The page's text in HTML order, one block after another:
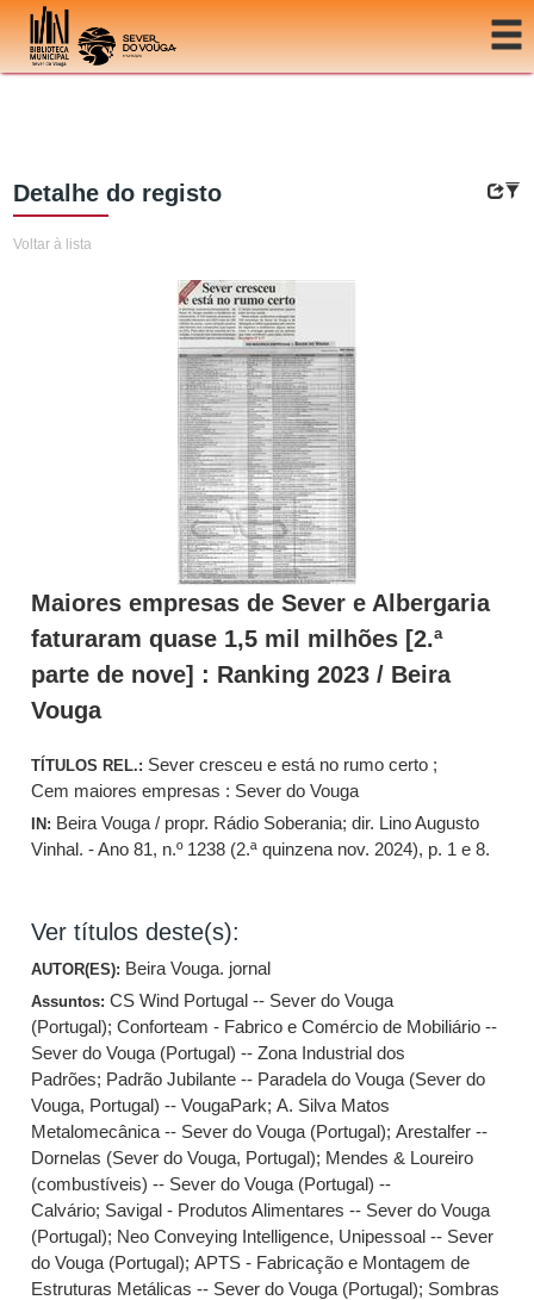
Ir para o conteúdo
Detalhe do registo
Voltar à lista
Maiores empresas de Sever e Albergaria
faturaram quase 1,5 mil milhões [2.ª
parte de nove] : Ranking 2023 / Beira
Vouga
TÍTULOS REL.: Sever cresceu e está no rumo certo ;
Cem maiores empresas : Sever do Vouga
IN: Beira Vouga / propr. Rádio Soberania; dir. Lino Augusto
Vinhal. - Ano 81, n.º 1238 (2.ª quinzena nov. 2024), p. 1 e 8.
Ver títulos deste(s):
AUTOR(ES): Beira Vouga. jornal
Assuntos:CS Wind Portugal -- Sever do Vouga
(Portugal);Conforteam - Fabrico e Comércio de Mobiliário --
Sever do Vouga (Portugal) -- Zona Industrial dos
Padrões; Padrão Jubilante -- Paradela do Vouga (Sever do
Vouga, Portugal) -- VougaPark;A. Silva Matos
Metalomecânica -- Sever do Vouga (Portugal);Arestalfer --
Dornelas (Sever do Vouga, Portugal); Mendes & Loureiro
(combustíveis) -- Sever do Vouga (Portugal) --
Calvário; Savigal - Produtos Alimentares -- Sever do Vouga
(Portugal); Neo Conveying Intelligence, Unipessoal -- Sever
do Vouga (Portugal);APTS - Fabricação e Montagem de
Estruturas Metálicas -- Sever do Vouga (Portugal); Sombras